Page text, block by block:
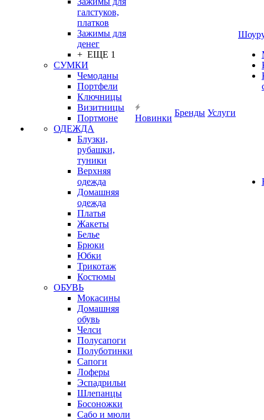
галстуков,
платков
Зажимы для
денег
+ ЕЩЕ 1
СУМКИ
Чемоданы
Портфели
Ключницы
Визитницы
Портмоне
ОДЕЖДА
Блузки,
рубашки,
туники
Верхняя
одежда
Домашняя
одежда
Платья
Жакеты
Белье
Брюки
Юбки
Трикотаж
Костюмы
ОБУВЬ
Мокасины
Домашняя
обувь
Челси
Полусапоги
Полуботинки
Сапоги
Лоферы
Эспадрильи
Шлепанцы
Босоножки
Сабо и мюли
Новинки
Бренды Услуги